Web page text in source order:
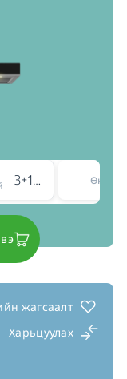
3+1 intensive level Өнгө
жагсаалт
Харьцуулах